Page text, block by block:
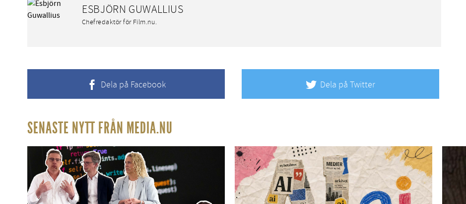
ESBJÖRN GUWALLIUS
Chefredaktör för Film.nu.
Dela på Facebook Dela på Twitter
SENASTE NYTT FRÅN MEDIA.NU